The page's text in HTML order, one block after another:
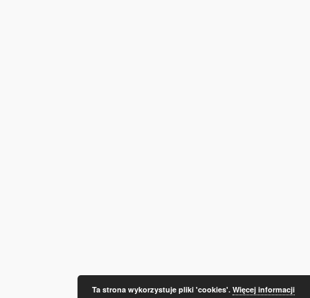
Ta strona wykorzystuje pliki 'cookies'. Więcej informacji